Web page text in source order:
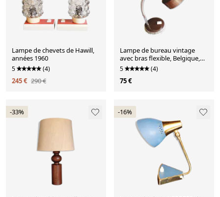
Lampe de chevets de Hawill,
années 1960
5 (4)
245 € 290 €
Lampe de bureau vintage
avec bras flexible, Belgique,
années 1970
5 (4)
75 €
-33% -16%